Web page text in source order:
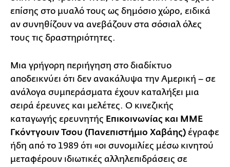
επίσης στο μυαλό τους ως δημόσιο χώρο, ειδικά
αν συνηθίζουν να ανεβάζουν στα σόσιαλ όλες
τους τις δραστηριότητες.
Μια γρήγορη περιήγηση στο διαδίκτυο
αποδεικνύει ότι δεν ανακάλυψα την Αμερική – σε
ανάλογα συμπεράσματα έχουν καταλήξει μια
σειρά έρευνες και μελέτες. Ο κινεζικής
καταγωγής ερευνητής Επικοινωνίας και MME
Γκόντγουιν Τσου (Πανεπιστήμιο Χαβάης) έγραφε
ήδη από το 1989 ότι «οι συνομιλίες μέσω κινητού
μεταφέρουν ιδιωτικές αλληλεπιδράσεις σε